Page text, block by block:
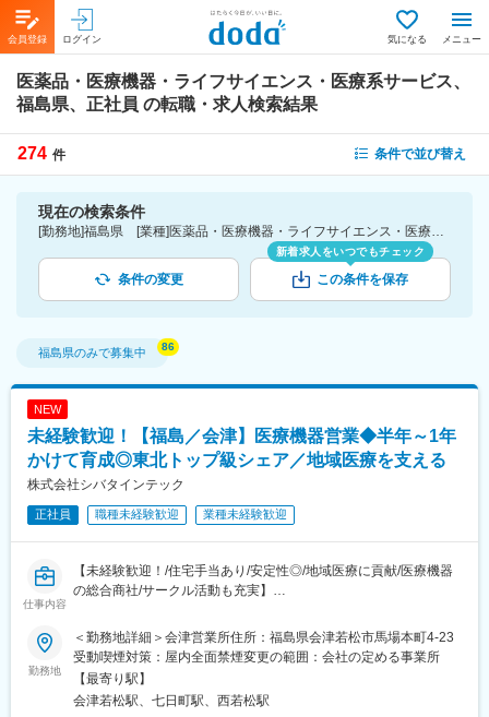
会員登録 ログイン 気になる メニュー
医薬品・医療機器・ライフサイエンス・医療系サービス、
福島県、正社員 の転職・求人検索結果
274 件 条件で並び替え
現在の検索条件
[勤務地]福島県 [業種]医薬品・医療機器・ライフサイエンス・医療系サービス [雇用形態]正社員
条件の変更
新着求人をいつでもチェック
この条件を保存
福島県のみで募集中
NEW
未経験歓迎！【福島／会津】医療機器営業◆半年～1年
かけて育成◎東北トップ級シェア／地域医療を支える
株式会社シバタインテック
正社員 職種未経験歓迎 業種未経験歓迎
仕事内容
【未経験歓迎！/住宅手当あり/安定性◎/地域医療に貢献/医療機器
の総合商社/サークル活動も充実】
■業務概要：
東北地方にて医療用品の販売を行っている同社にて、医療機関の
医師・看護師などの方々に向けて、医療機器の提案・販売を行い
ます。
はじめはマスク、注射針、ガーゼなどの消耗品からスタートし、
勤務地
＜勤務地詳細＞会津営業所住所：福島県会津若松市馬場本町4-23
受動喫煙対策：屋内全面禁煙変更の範囲：会社の定める事業所
【最寄り駅】
会津若松駅、七日町駅、西若松駅